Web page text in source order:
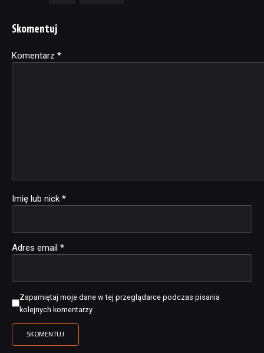
Skomentuj
Komentarz *
Imię lub nick *
Adres email *
Zapamiętaj moje dane w tej przeglądarce podczas pisania
kolejnych komentarzy.
Alternative: